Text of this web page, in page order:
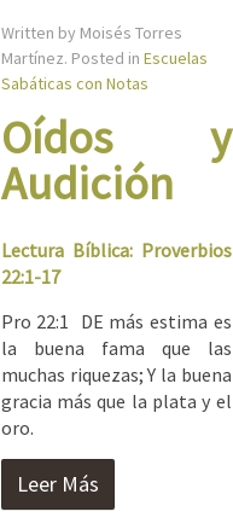
Written by Moisés Torres
Martínez. Posted in Escuelas
Sabáticas con Notas
Oídos y
Audición
Lectura Bíblica: Proverbios
22:1-17
Pro 22:1 DE más estima es
la buena fama que las
muchas riquezas; Y la buena
gracia más que la plata y el
oro.
Leer Más